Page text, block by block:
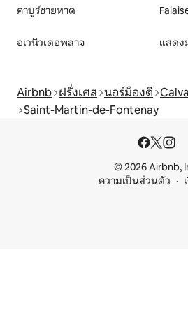
คาบูร์ชายหาด
อเวนิวเดอพลาจ แสดง
Airbnb ฝรั่งเศส นอร์ม็องดี
Saint-Martin-de-Fontenay
© 2026 Airbnb,
ความเป็นส่วนตัว